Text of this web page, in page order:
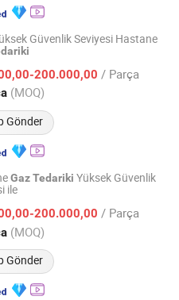
Güvenlik Seviyesi Hastane
200.000,00 / Parça
(MOQ)
Gönder
2018
GazTedariki Yüksek Güvenlik
ile
200.000,00 / Parça
(MOQ)
Gönder
2018